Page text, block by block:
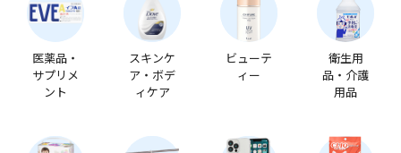
医薬品・
サプリメ
ント
スキンケ
ア・ボデ
ィケア
ビューテ
ィー
衛生用
品・介護
用品